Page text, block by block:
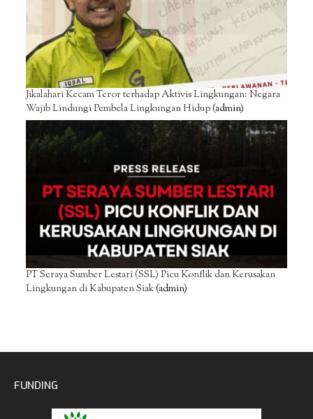
Jikalahari Kecam Teror terhadap Aktivis Lingkungan: Negara
Wajib Lindungi Pembela Lingkungan Hidup(admin)
PT Seraya Sumber Lestari (SSL) Picu Konflik dan Kerusakan
Lingkungan di Kabupaten Siak(admin)
FUNDING